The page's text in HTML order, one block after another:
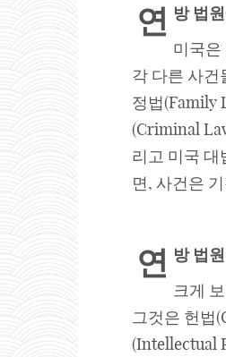
연 방 법원
미국은
각 다른 사건
정법(Family
(Criminal
리고 미국
면, 사건은
연 방 법
크게
그것은 헌법
(Intellectual